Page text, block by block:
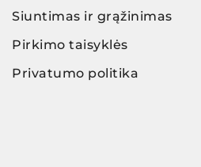
Siuntimas ir grąžinimas
Pirkimo taisyklės
Privatumo politika